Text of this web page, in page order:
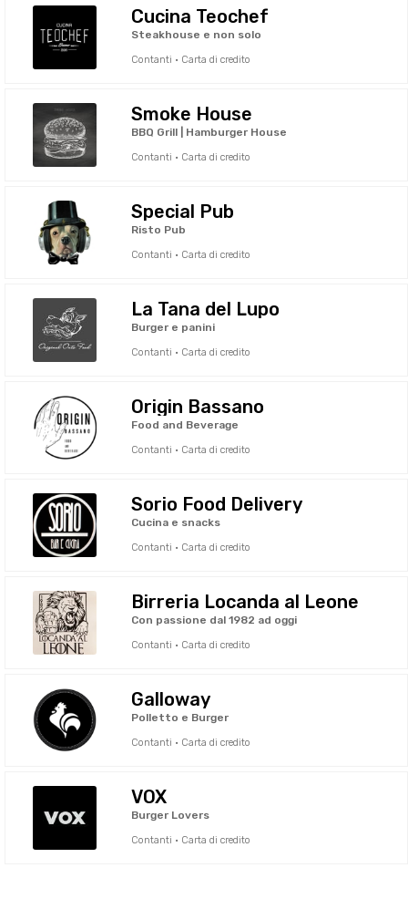
Cucina Teochef
Steakhouse e non solo
Contanti · Carta di credito
Smoke House
BBQ Grill | Hamburger House
Contanti · Carta di credito
Special Pub
Risto Pub
Contanti · Carta di credito
La Tana del Lupo
Burger e panini
Contanti · Carta di credito
Origin Bassano
Food and Beverage
Contanti · Carta di credito
Sorio Food Delivery
Cucina e snacks
Contanti · Carta di credito
Birreria Locanda al Leone
Con passione dal 1982 ad oggi
Contanti · Carta di credito
Galloway
Polletto e Burger
Contanti · Carta di credito
VOX
Burger Lovers
Contanti · Carta di credito